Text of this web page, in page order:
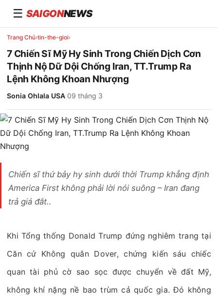
☰ SAIGONNEWS
Trang Chủ›tin-the-gioi›
7 Chiến Sĩ Mỹ Hy Sinh Trong Chiến Dịch Cơn
Thịnh Nộ Dữ Dội Chống Iran, TT.Trump Ra
Lệnh Không Khoan Nhượng
Sonia Ohlala USA·09 tháng 3
Chiến sĩ thứ bảy hy sinh dưới thời Trump khẳng định
America First không phải lời nói suông – Iran đang
trả giá đắt..
Khi Tổng thống Donald Trump đứng nghiêm trang tại
Căn cứ Không quân Dover, chứng kiến sáu chiếc
quan tài phủ cờ sao sọc được chuyển về đất Mỹ,
không khí nặng nề bao trùm cả quốc gia. Đó không